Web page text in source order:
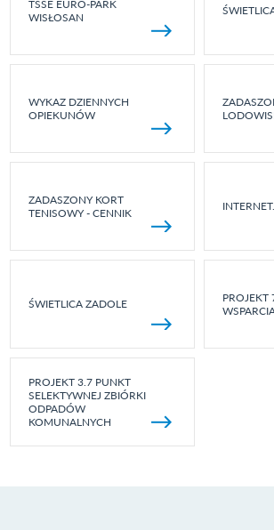
TSSE EURO-PARK
WISŁOSAN
WYKAZ DZIENNYCH
OPIEKUNÓW
ZADASZONY KORT
TENISOWY - CENNIK
ŚWIETLICA ZADOLE
PROJEKT
PROJEKT 3.7 PUNKT
SELEKTYWNEJ ZBIÓRKI
ODPADÓW
KOMUNALNYCH